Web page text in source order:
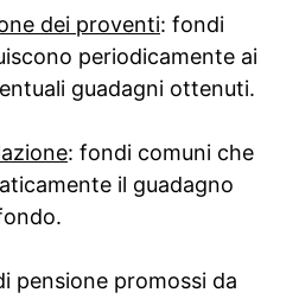
dei proventi: fondi
periodicamente ai
guadagni ottenuti.
: fondi comuni che
il guadagno
pensione promossi da